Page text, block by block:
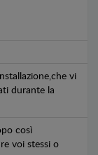
vi
durante la
così
voi stessi o